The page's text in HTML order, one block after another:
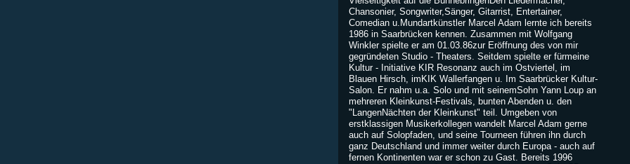
Chansonier, Songwriter,Sänger, Gitarrist, Entertainer,
Comedian u.Mundartkünstler Marcel Adam lernte ich bereits
1986 in Saarbrücken kennen. Zusammen mit Wolfgang
Winkler spielte er am 01.03.86zur Eröffnung des von mir
gegründeten Studio - Theaters. Seitdem spielte er fürmeine
Kultur - Initiative KIR Resonanz auch im Ostviertel, im
Blauen Hirsch, imKIK Wallerfangen u. Im Saarbrücker Kultur-
Salon. Er nahm u.a. Solo und mit seinemSohn Yann Loup an
mehreren Kleinkunst-Festivals, bunten Abenden u. den
"LangenNächten der Kleinkunst" teil. Umgeben von
erstklassigen Musikerkollegen wandelt Marcel Adam gerne
auch auf Solopfaden, und seine Tourneen führen ihn durch
ganz Deutschland und immer weiter durch Europa - auch auf
fernen Kontinenten war er schon zu Gast. Bereits 1996